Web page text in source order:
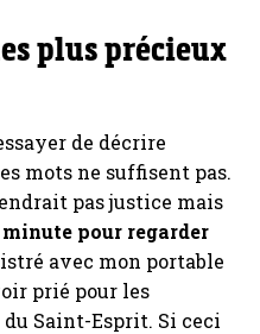
plus précieux
de décrire
mots ne suffisent pas.
pas justice mais
pour regarder
avec mon portable
prié pour les
Saint-Esprit. Si ceci